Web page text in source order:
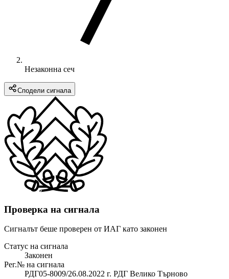
Незаконна сеч
Сподели сигнала
Проверка на сигнала
Сигналът беше проверен от ИАГ като законен
Статус на сигнала
Законен
Рег.№ на сигнала
РДГ05-8009/26.08.2022 г. РДГ Велико Търново